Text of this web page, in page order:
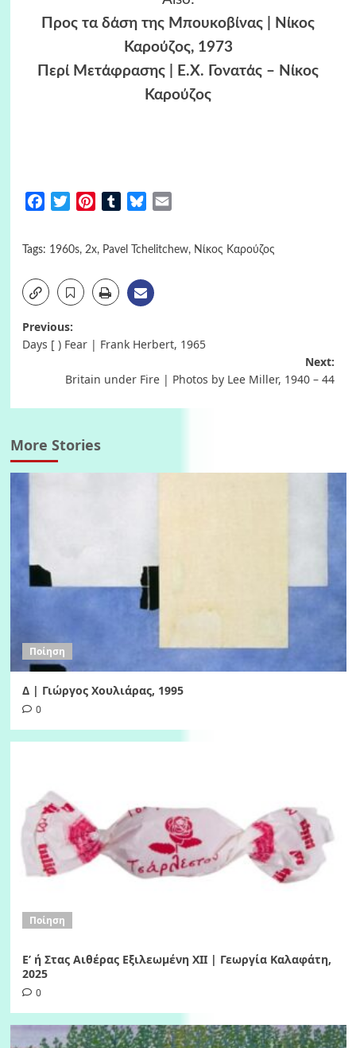
Προς τα δάση της Μπουκοβίνας | Νίκος
Καρούζος, 1973
Περί Μετάφρασης | Ε.Χ. Γονατάς – Νίκος
Καρούζος
FacebookTwitterPinterestTumblrBluesky
Tags: 1960s, 2x, Pavel Tchelitchew, Νίκος Καρούζος
Post
Previous:
Days [ ) Fear | Frank Herbert, 1965
Next:
Britain under Fire | Photos by Lee Miller, 1940 – 44
More Stories
Ποίηση
Δ | Γιώργος Χουλιάρας, 1995
0
Ποίηση
Ε’ ή Στας Αιθέρας Εξιλεωμένη ΧΙI | Γεωργία Καλαφάτη,
2025
0